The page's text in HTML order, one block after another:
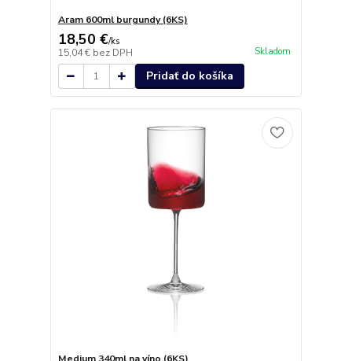
Aram 600ml burgundy (6KS)
18,50 €/ks
15,04 € bez DPH Skladom
Pridať do košíka